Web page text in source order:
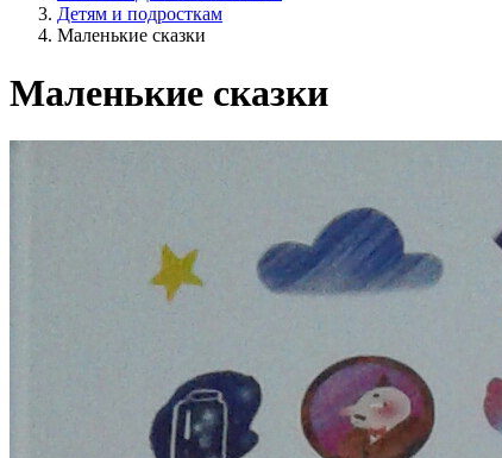
Детям и подросткам
Маленькие сказки
Маленькие сказки